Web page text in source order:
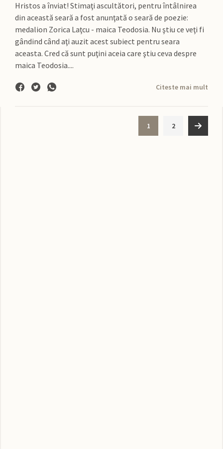
Hristos a înviat! Stimaţi ascultători, pentru întâlnirea
din această seară a fost anunţată o seară de poezie:
medalion Zorica Laţcu - maica Teodosia. Nu ştiu ce veţi fi
gândind când aţi auzit acest subiect pentru seara
aceasta. Cred că sunt puţini aceia care ştiu ceva despre
maica Teodosia....
Citeste mai mult
1 2